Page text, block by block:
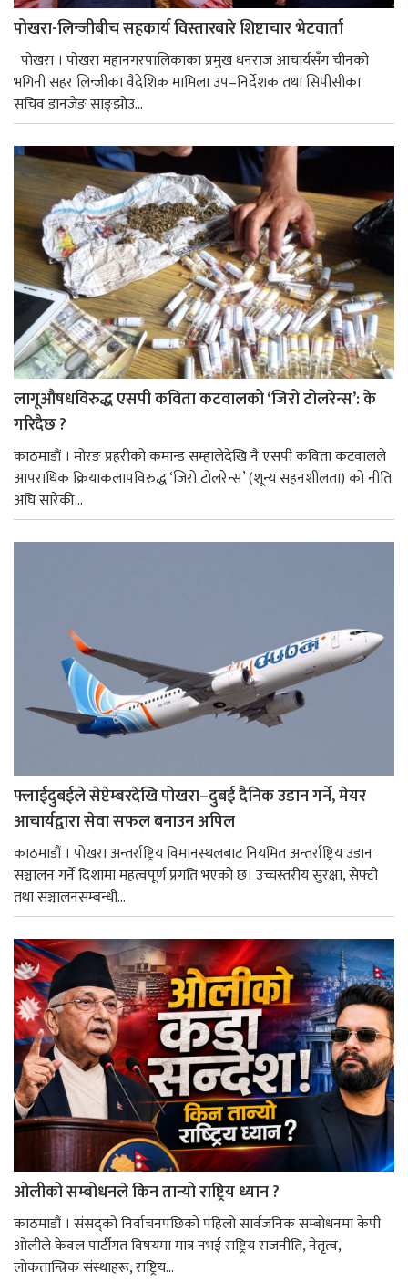
पोखरा-लिन्जीबीच सहकार्य विस्तारबारे शिष्टाचार भेटवार्ता
पोखरा । पोखरा महानगरपालिकाका प्रमुख धनराज आचार्यसँग चीनको
भगिनी सहर लिन्जीका वैदेशिक मामिला उप–निर्देशक तथा सिपीसीका
सचिव डानजेङ साङ्झोउ...
लागूऔषधविरुद्ध एसपी कविता कटवालको ‘जिरो टोलरेन्स’: के
गरिदैछ ?
काठमाडाैं । मोरङ प्रहरीको कमान्ड सम्हालेदेखि नै एसपी कविता कटवालले
आपराधिक क्रियाकलापविरुद्ध ‘जिरो टोलरेन्स’ (शून्य सहनशीलता) को नीति
अघि सारेकी...
फ्लाईदुबईले सेप्टेम्बरदेखि पोखरा–दुबई दैनिक उडान गर्ने, मेयर
आचार्यद्वारा सेवा सफल बनाउन अपिल
काठमाडौं । पोखरा अन्तर्राष्ट्रिय विमानस्थलबाट नियमित अन्तर्राष्ट्रिय उडान
सञ्चालन गर्ने दिशामा महत्वपूर्ण प्रगति भएको छ। उच्चस्तरीय सुरक्षा, सेफ्टी
तथा सञ्चालनसम्बन्धी...
ओलीको सम्बोधनले किन तान्यो राष्ट्रिय ध्यान ?
काठमाडौं । संसद्को निर्वाचनपछिको पहिलो सार्वजनिक सम्बोधनमा केपी
ओलीले केवल पार्टीगत विषयमा मात्र नभई राष्ट्रिय राजनीति, नेतृत्व,
लोकतान्त्रिक संस्थाहरू, राष्ट्रिय...